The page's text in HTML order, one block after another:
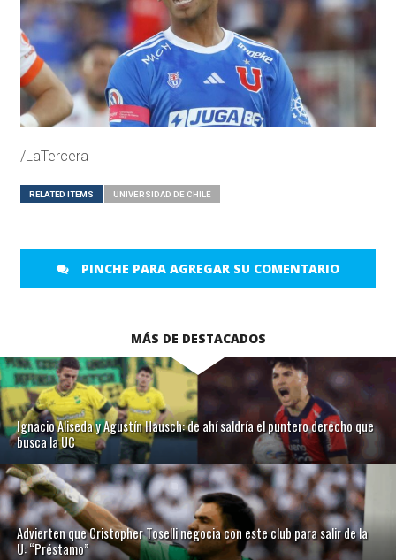
/LaTercera
RELATED ITEMS UNIVERSIDAD DE CHILE
PINCHE PARA AGREGAR SU COMENTARIO
MÁS DE DESTACADOS
Ignacio Aliseda y Agustín Hausch: de ahí saldría el puntero derecho que
busca la UC
Advierten que Cristopher Toselli negocia con este club para salir de la
U: “Préstamo”